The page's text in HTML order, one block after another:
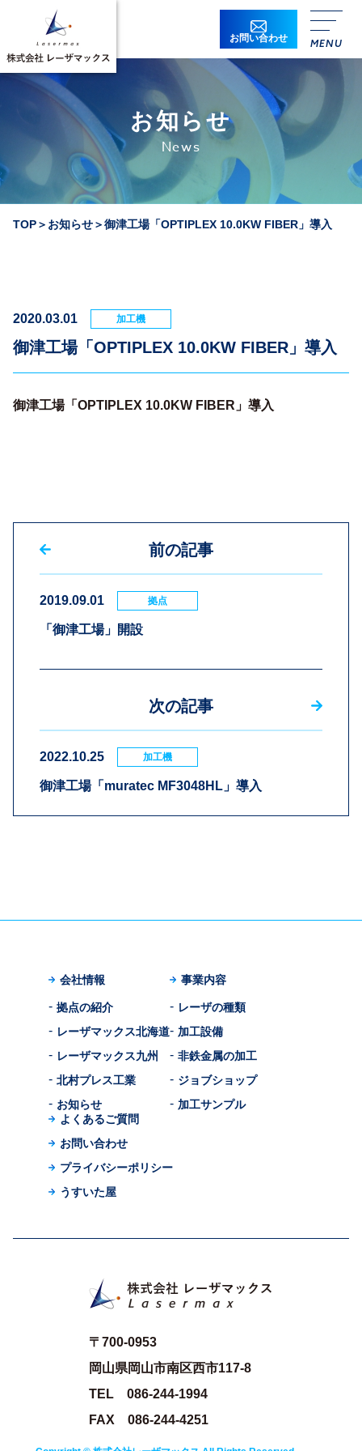
お問い合わせ
お知らせ
News
TOP＞ お知らせ＞御津工場「OPTIPLEX 10.0KW FIBER」導入
2020.03.01 加工機
御津工場「OPTIPLEX 10.0KW FIBER」導入
御津工場「OPTIPLEX 10.0KW FIBER」導入
前の記事
2019.09.01 拠点
「御津工場」開設
次の記事
2022.10.25 加工機
御津工場「muratec MF3048HL」導入
〒700-0953
岡山県岡山市南区西市117-8
TEL 086-244-1994
FAX 086-244-4251
会社情報
拠点の紹介
レーザマックス北海道
レーザマックス九州
北村プレス工業
お知らせ
事業内容
レーザの種類
加工設備
非鉄金属の加工
ジョブショップ
加工サンプル
よくあるご質問
お問い合わせ
プライバシーポリシー
うすいた屋